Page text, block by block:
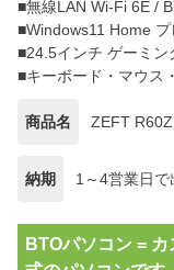
■無線LAN Wi-Fi 6E /
■Windows11 Home
■24.5インチ ゲーミン
■キーボード・マウス
商品名 ZEFT
納期 1～4営業日で
BTOパソコン =